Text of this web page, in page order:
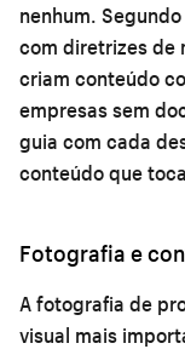
nenhum.
com diretrizes de
criam conteúdo
empresas sem
guia com cada
conteúdo que
Fotografia e
A fotografia de
visual mais